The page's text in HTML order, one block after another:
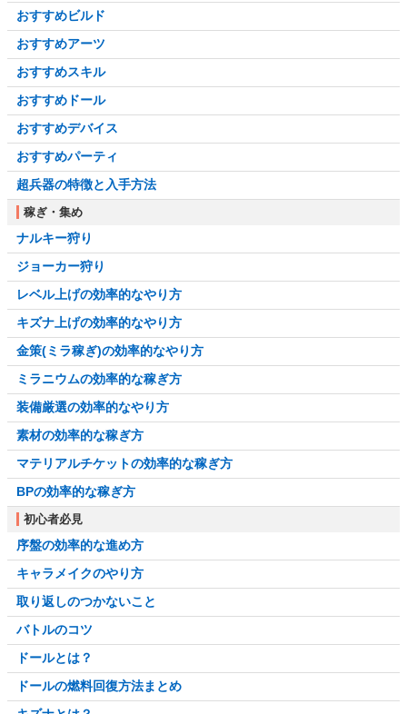
おすすめビルド
おすすめアーツ
おすすめスキル
おすすめドール
おすすめデバイス
おすすめパーティ
超兵器の特徴と入手方法
稼ぎ・集め
ナルキー狩り
ジョーカー狩り
レベル上げの効率的なやり方
キズナ上げの効率的なやり方
金策(ミラ稼ぎ)の効率的なやり方
ミラニウムの効率的な稼ぎ方
装備厳選の効率的なやり方
素材の効率的な稼ぎ方
マテリアルチケットの効率的な稼ぎ方
BPの効率的な稼ぎ方
初心者必見
序盤の効率的な進め方
キャラメイクのやり方
取り返しのつかないこと
バトルのコツ
ドールとは？
ドールの燃料回復方法まとめ